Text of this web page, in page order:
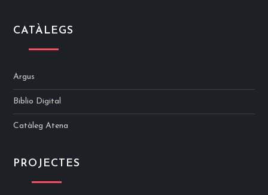
CATÀLEGS
Argus
Biblio Digital
Catàleg Atena
PROJECTES